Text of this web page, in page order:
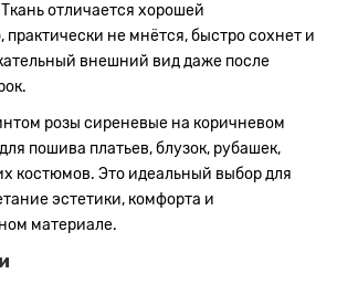
отличается хорошей
практически не мнётся, быстро сохнет и
внешний вид даже после
розы сиреневые на коричневом
пошива платьев, блузок, рубашек,
костюмов. Это идеальный выбор для
эстетики, комфорта и
материале.